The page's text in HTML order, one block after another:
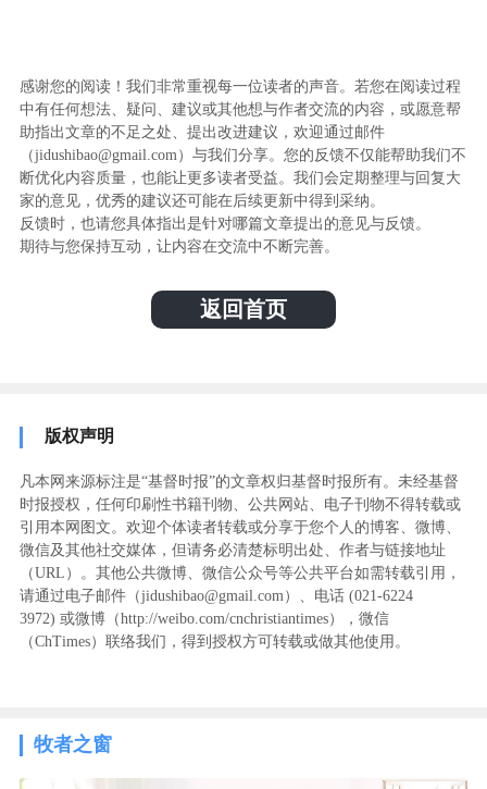
感谢您的阅读！我们非常重视每一位读者的声音。若您在阅读过程
中有任何想法、疑问、建议或其他想与作者交流的内容，或愿意帮
助指出文章的不足之处、提出改进建议，欢迎通过邮件
（jidushibao@gmail.com）与我们分享。您的反馈不仅能帮助我们不
断优化内容质量，也能让更多读者受益。我们会定期整理与回复大
家的意见，优秀的建议还可能在后续更新中得到采纳。
反馈时，也请您具体指出是针对哪篇文章提出的意见与反馈。
期待与您保持互动，让内容在交流中不断完善。
返回首页
版权声明
凡本网来源标注是“基督时报”的文章权归基督时报所有。未经基督
时报授权，任何印刷性书籍刊物、公共网站、电子刊物不得转载或
引用本网图文。欢迎个体读者转载或分享于您个人的博客、微博、
微信及其他社交媒体，但请务必清楚标明出处、作者与链接地址
（URL）。其他公共微博、微信公众号等公共平台如需转载引用，
请通过电子邮件（jidushibao@gmail.com）、电话 (021-6224
3972) ‬或微博（http://weibo.com/cnchristiantimes），微信
（ChTimes）联络我们，得到授权方可转载或做其他使用。
牧者之窗